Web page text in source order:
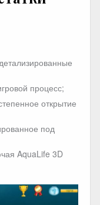
процесс;
открытие
под
AquaLife 3D